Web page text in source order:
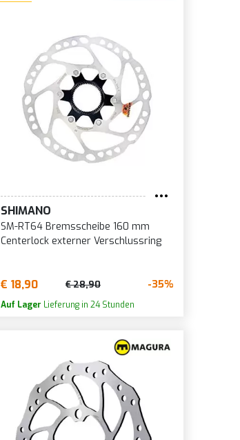
SHIMANO
SM-RT64 Bremsscheibe 160 mm
Centerlock externer Verschlussring
€ 18,90 € 28,90 -35%
Auf Lager Lieferung in 24 Stunden